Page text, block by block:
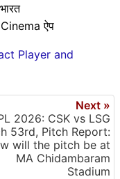
ऐप
Player and
Next »
2026: CSK vs LSG
53rd, Pitch Report:
will the pitch be at
MA Chidambaram
Stadium